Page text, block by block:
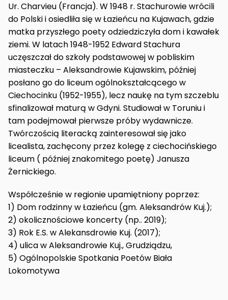
Ur. Charvieu (Francja). W 1948 r. Stachurowie wrócili
do Polski i osiedliła się w Łazieńcu na Kujawach, gdzie
matka przyszłego poety odziedziczyła dom i kawałek
ziemi. W latach 1948-1952 Edward Stachura
uczęszczał do szkoły podstawowej w pobliskim
miasteczku – Aleksandrowie Kujawskim, później
posłano go do liceum ogólnokształcącego w
Ciechocinku (1952-1955), lecz naukę na tym szczeblu
sfinalizował maturą w Gdyni. Studiował w Toruniu i
tam podejmował pierwsze próby wydawnicze.
Twórczością literacką zainteresował się jako
licealista, zachęcony przez kolegę z ciechocińskiego
liceum ( później znakomitego poetę) Janusza
Żernickiego.
Współcześnie w regionie upamiętniony poprzez:
1) Dom rodzinny w Łazieńcu (gm. Aleksandrów Kuj.);
2) okolicznościowe koncerty (np.. 2019);
3) Rok E.S. w Alekansdrowie Kuj. (2017);
4) ulica w Aleksandrowie Kuj., Grudziądzu,
5) Ogólnopolskie Spotkania Poetów Biała
Lokomotywa